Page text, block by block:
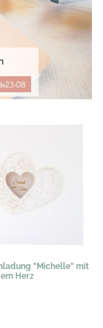
"Michelle" mit
Herz